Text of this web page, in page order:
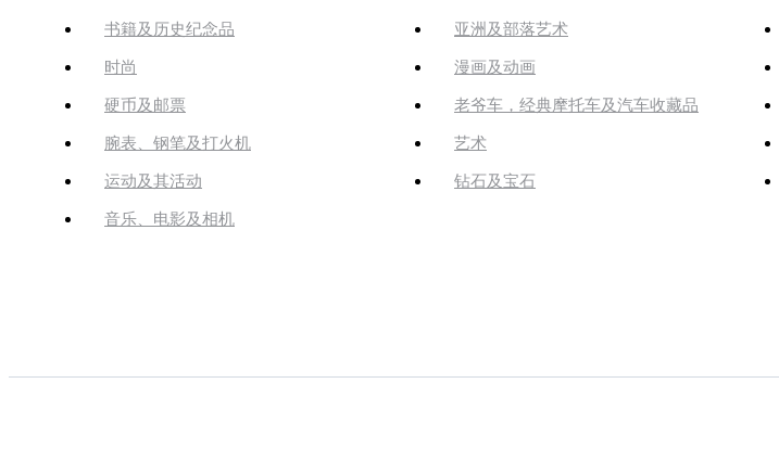
书籍及历史纪念品 亚洲及部落艺术
时尚 漫画及动画
硬币及邮票 老爷车，经典摩托车及汽车收藏品
腕表、钢笔及打火机 艺术
运动及其活动 钻石及宝石
音乐、电影及相机